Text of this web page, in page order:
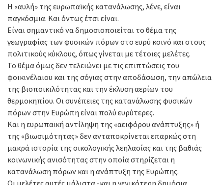
Η «αυλή» της ευρωπαϊκής κατανάλωσης, λένε, είναι
παγκόσμια. Και όντως έτσι είναι.
Είναι σημαντικό να δημοσιοποιείται το θέμα της
γεωγραφίας των φυσικών πόρων στο ευρύ κοινό και στους
πολιτικούς κύκλους, όπως γίνεται με τέτοιες μελέτες.
Το θέμα όμως δεν τελειώνει με τις επιπτώσεις του
φοικινέλαιου και της σόγιας στην αποδάσωση, την απώλεια
της βιοποικιλότητας και την έκλυση αερίων του
θερμοκηπίου. Οι συνέπειες της κατανάλωσης φυσικών
πόρων στην Ευρώπη είναι πολύ ευρύτερες.
Και η ευρωπαϊκή αντίληψη της «αειφόρου ανάπτυξης» ή
της «βιωσιμότητας» δεν ανταποκρίνεται επαρκώς στη
μακρά ιστορία της οικολογικής λεηλασίας και της βαθιάς
κοινωνικής ανισότητας στην οποία στηρίζεται η
κατανάλωση πόρων και η ανάπτυξη της Ευρώπης.
Οι μελέτες αυτές μάλιστα -και η γενικότερη δημόσια